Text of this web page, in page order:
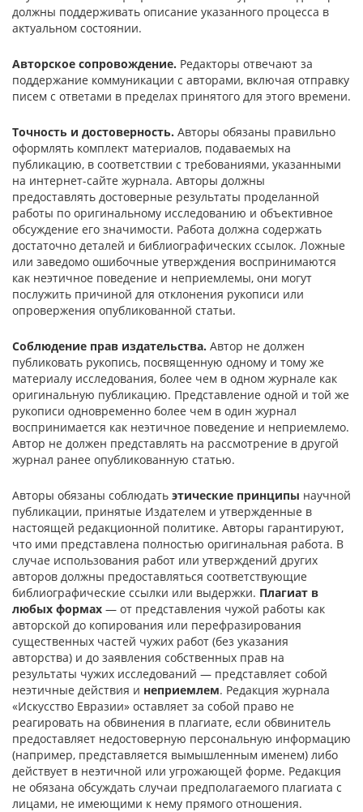
должны поддерживать описание указанного процесса в
актуальном состоянии.
Авторское сопровождение. Редакторы отвечают за
поддержание коммуникации с авторами, включая отправку
писем с ответами в пределах принятого для этого времени.
Точность и достоверность. Авторы обязаны правильно
оформлять комплект материалов, подаваемых на
публикацию, в соответствии с требованиями, указанными
на интернет-сайте журнала. Авторы должны
предоставлять достоверные результаты проделанной
работы по оригинальному исследованию и объективное
обсуждение его значимости. Работа должна содержать
достаточно деталей и библиографических ссылок. Ложные
или заведомо ошибочные утверждения воспринимаются
как неэтичное поведение и неприемлемы, они могут
послужить причиной для отклонения рукописи или
опровержения опубликованной статьи.
Соблюдение прав издательства. Автор не должен
публиковать рукопись, посвященную одному и тому же
материалу исследования, более чем в одном журнале как
оригинальную публикацию. Представление одной и той же
рукописи одновременно более чем в один журнал
воспринимается как неэтичное поведение и неприемлемо.
Автор не должен представлять на рассмотрение в другой
журнал ранее опубликованную статью.
Авторы обязаны соблюдать этические принципы научной
публикации, принятые Издателем и утвержденные в
настоящей редакционной политике. Авторы гарантируют,
что ими представлена полностью оригинальная работа. В
случае использования работ или утверждений других
авторов должны предоставляться соответствующие
библиографические ссылки или выдержки. Плагиат в
любых формах — от представления чужой работы как
авторской до копирования или перефразирования
существенных частей чужих работ (без указания
авторства) и до заявления собственных прав на
результаты чужих исследований — представляет собой
неэтичные действия и неприемлем. Редакция журнала
«Искусство Евразии» оставляет за собой право не
реагировать на обвинения в плагиате, если обвинитель
предоставляет недостоверную персональную информацию
(например, представляется вымышленным именем) либо
действует в неэтичной или угрожающей форме. Редакция
не обязана обсуждать случаи предполагаемого плагиата с
лицами, не имеющими к нему прямого отношения.